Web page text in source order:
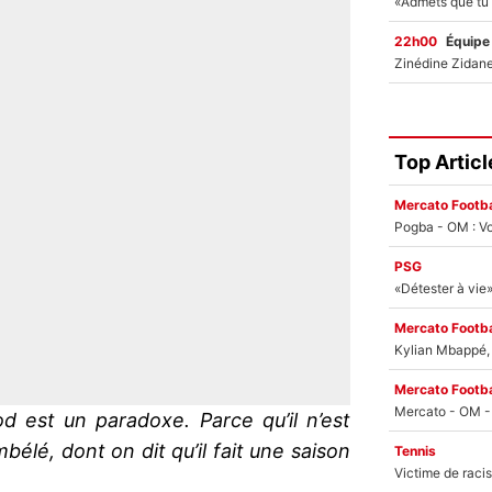
est un paradoxe. Parce qu’il n’est
dont on dit qu’il fait une saison
22h00
Top
Mercato
Pogba - OM :
PSG
Mercato
Kylian
Mercato
Tennis